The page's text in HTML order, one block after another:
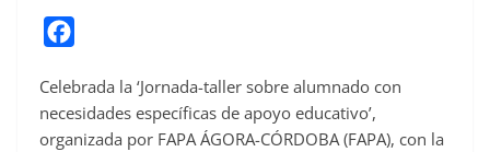
c
e
Celebrada la ‘Jornada-taller sobre alumnado con
necesidades específicas de apoyo educativo’,
organizada por FAPA ÁGORA-CÓRDOBA (FAPA), con la